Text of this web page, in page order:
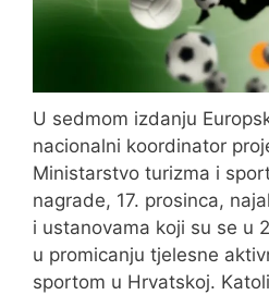
U sedmom izdanju
nacionalni koordinator
Ministarstvo turizma i
nagrade, 17. prosinca,
i ustanovama koji su se u
u promicanju tjelesne
sportom u Hrvatskoj.